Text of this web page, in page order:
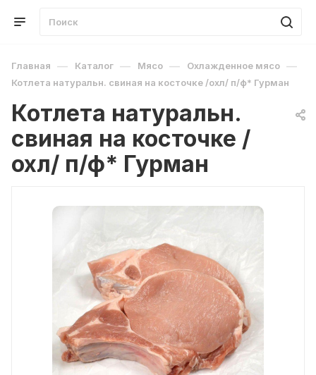
Главная — Каталог — Мясо — Охлажденное мясо —
Котлета натуральн. свиная на косточке /охл/ п/ф* Гурман
Котлета натуральн.
свиная на косточке /
охл/ п/ф* Гурман